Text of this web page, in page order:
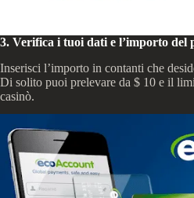
3. Verifica i tuoi dati e l’importo del
Inserisci l’importo in contanti che
Di solito puoi prelevare da $ 10 e il
casinò.